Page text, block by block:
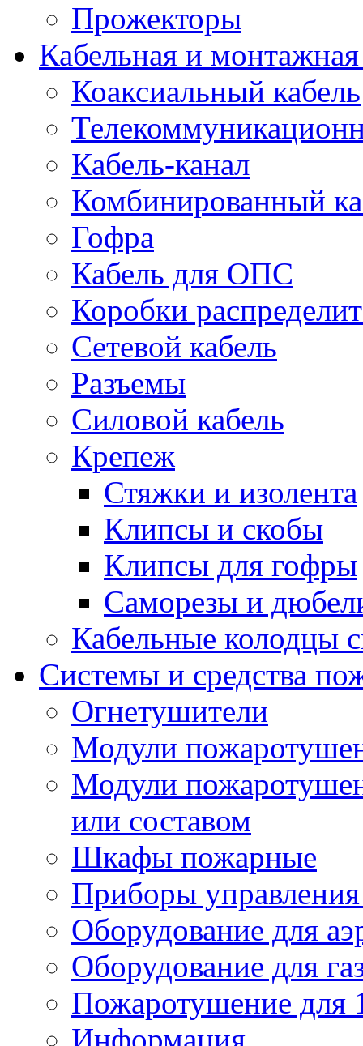
Прожекторы
Кабельная и
Коаксиальный кабель
Кабель-канал
Комбинированный
Гофра
Кабель для ОПС
Коробки
Сетевой кабель
Разъемы
Силовой кабель
Крепеж
Стяжки и изолента
Клипсы и скобы
Клипсы для гофры
Саморезы и
Кабельные колодцы
Системы и средства
Огнетушители
Модули
Модули
или составом
Шкафы пожарные
Приборы
Оборудование для
Оборудование для
Пожаротушение для